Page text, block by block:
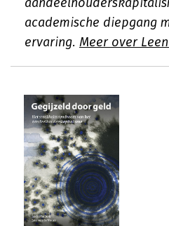
academische diepgang
ervaring. Meer over